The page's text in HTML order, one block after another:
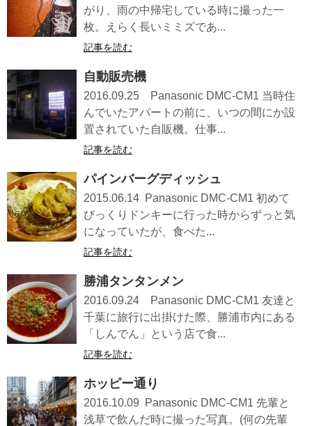
がり、雨の中帰宅している時に撮った一
枚。えらく長いミミズであ...
記事を読む
自動販売機
2016.09.25 Panasonic DMC-CM1 当時住
んでいたアパートの前に、いつの間にか設
置されていた自販機。仕事...
記事を読む
パインバーグディッシュ
2015.06.14 Panasonic DMC-CM1 初めて
びっくりドンキーに行った時からずっと気
になっていたが、食べた...
記事を読む
勝浦タンタンメン
2016.09.24 Panasonic DMC-CM1 友達と
千葉に旅行に出掛けた際、勝浦市内にある
「しんでん」という店で食...
記事を読む
ホッピー通り
2016.10.09 Panasonic DMC-CM1 先輩と
浅草で飲んだ時に撮った写真。(何の先輩